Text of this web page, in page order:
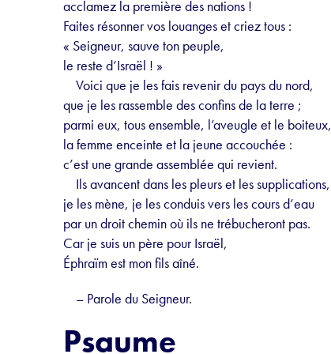
acclamez la première des nations !
Faites résonner vos louanges et criez tous :
« Seigneur, sauve ton peuple,
le reste d’Israël ! »
Voici que je les fais revenir du pays du nord,
que je les rassemble des confins de la terre ;
parmi eux, tous ensemble, l’aveugle et le boiteux,
la femme enceinte et la jeune accouchée :
c’est une grande assemblée qui revient.
Ils avancent dans les pleurs et les supplications,
je les mène, je les conduis vers les cours d’eau
par un droit chemin où ils ne trébucheront pas.
Car je suis un père pour Israël,
Éphraïm est mon fils aîné.
– Parole du Seigneur.
Psaume